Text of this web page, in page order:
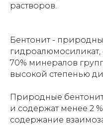
растворов.
Бентонит -
70% минералов
высокой степенью
Природные
и содержат менее 2 %
содержание